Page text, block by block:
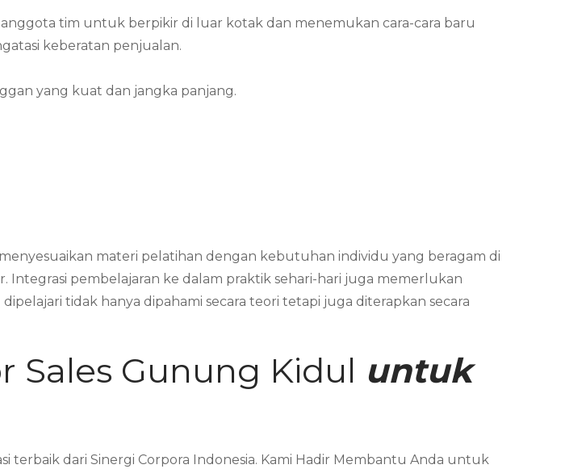
tim untuk berpikir di luar kotak dan menemukan cara-cara baru
keberatan penjualan.
yang kuat dan jangka panjang.
materi pelatihan dengan kebutuhan individu yang beragam di
Integrasi pembelajaran ke dalam praktik sehari-hari juga memerlukan
tidak hanya dipahami secara teori tetapi juga diterapkan secara
Sales Gunung Kidul untuk
terbaik dari Sinergi Corpora Indonesia. Kami Hadir Membantu Anda untuk